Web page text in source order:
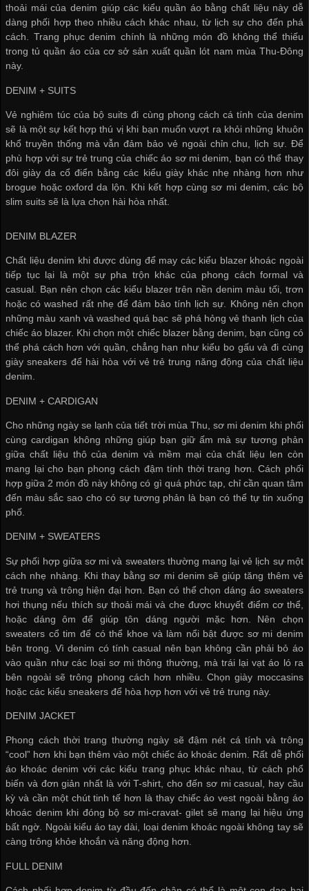
thoải mái của denim giúp các kiểu quần áo bằng chất liệu này dễ
dàng phối hợp theo nhiều cách khác nhau, từ lịch sự cho đến phá
cách. Trang phục denim chính là những món đồ không thể thiếu
trong tủ quần áo của cơ sở sản xuất quần lót nam mùa Thu-Đông
này.
DENIM + SUITS
Vẻ nghiêm túc của bộ suits đi cùng phong cách cá tính của denim
sẽ là một sự kết hợp thú vị khi bạn muốn vượt ra khỏi những khuôn
khổ truyền thống mà vẫn đảm bảo vẻ ngoài chỉn chu, lịch sự. Để
phù hợp với sự trẻ trung của chiếc áo sơ mi denim, bạn có thể thay
đôi giày da cổ điển bằng các kiểu giày khác nhẹ nhàng hơn như
brogue hoặc oxford da lộn. Khi kết hợp cùng sơ mi denim, các bộ
slim suits sẽ là lựa chọn hài hòa nhất.
DENIM BLAZER
Chất liệu denim khi được dùng để may các kiểu blazer khoác ngoài
tiếp tục lại là một sự pha trộn khác của phong cách formal và
casual. Bạn nên chọn các kiểu blazer trên nền denim màu tối, trơn
hoặc có washed rất nhẹ để đảm bảo tính lịch sự. Không nên chọn
những màu xanh và washed quá bạc sẽ phá hỏng vẻ thanh lịch của
chiếc áo blazer. Khi chọn một chiếc blazer bằng denim, bạn cũng có
thể phá cách hơn với quần, chẳng hạn như kiểu bo gấu và đi cùng
giày sneakers để hài hòa với vẻ trẻ trung năng động của chất liệu
denim.
DENIM + CARDIGAN
Cho những ngày se lạnh của tiết trời mùa Thu, sơ mi denim khi phối
cùng cardigan không những giúp bạn giữ ấm mà sự tương phản
giữa chất liệu thô của denim và mềm mại của chất liệu len còn
mang lại cho bạn phong cách đậm tính thời trang hơn. Cách phối
hợp giữa 2 món đồ này không có gì quá phức tạp, chỉ cần quan tâm
đến màu sắc sao cho có sự tương phản là bạn có thể tự tin xuống
phố.
DENIM + SWEATERS
Sự phối hợp giữa sơ mi và sweaters thường mang lại vẻ lịch sự một
cách nhẹ nhàng. Khi thay bằng sơ mi denim sẽ giúp tăng thêm vẻ
trẻ trung và trông hiện đại hơn. Bạn có thể chọn dáng áo sweaters
hơi thụng nếu thích sự thoải mái và che được khuyết điểm cơ thể,
hoặc dáng ôm để giúp tôn dáng người mặc hơn. Nên chọn
sweaters cổ tim để có thể khoe và làm nổi bật được sơ mi denim
bên trong. Vì denim có tính casual nên bạn không cần phải bỏ áo
vào quần như các loại sơ mi thông thường, mà trái lại vạt áo ló ra
bên ngoài sẽ trông phong cách hơn nhiều. Chọn giày moccasins
hoặc các kiểu sneakers để hòa hợp hơn với vẻ trẻ trung này.
DENIM JACKET
Phong cách thời trang thường ngày sẽ đậm nét cá tính và trông
“cool” hơn khi bạn thêm vào một chiếc áo khoác denim. Rất dễ phối
áo khoác denim với các kiểu trang phục khác nhau, từ cách phổ
biến và đơn giản nhất là với T-shirt, cho đến sơ mi casual, hay cầu
kỳ và cần một chút tinh tế hơn là thay chiếc áo vest ngoài bằng áo
khoác denim khi đóng bộ sơ mi-cravat- gilet sẽ mang lại hiệu ứng
bất ngờ. Ngoài kiểu áo tay dài, loại denim khoác ngoài không tay sẽ
càng trông khỏe khoắn và năng động hơn.
FULL DENIM